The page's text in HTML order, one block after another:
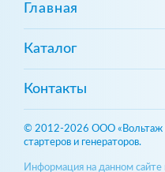
Главная
Каталог
Контакты
© 2012-2026 ООО «Вольтаж
стартеров и генераторов.
Информация на данном сайте